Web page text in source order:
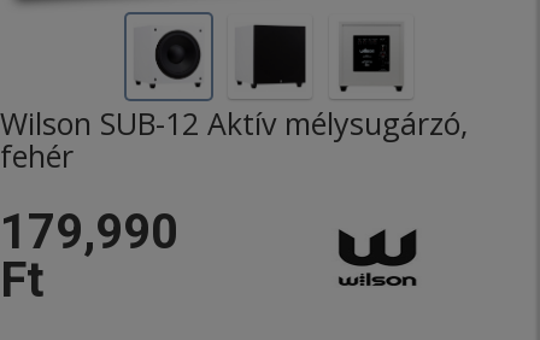
Wilson SUB-12 Aktív mélysugárzó,
fehér
179,990
Ft